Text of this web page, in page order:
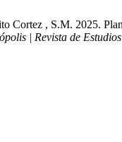
, S.M. 2025.
| Revista de